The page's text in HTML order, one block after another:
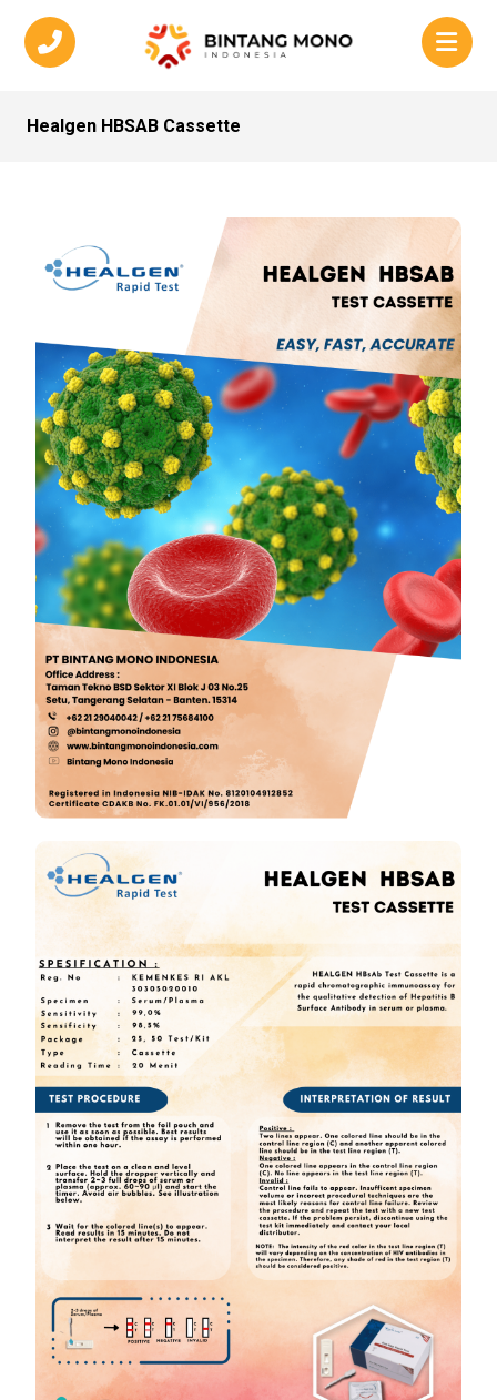
Healgen HBSAB Cassette